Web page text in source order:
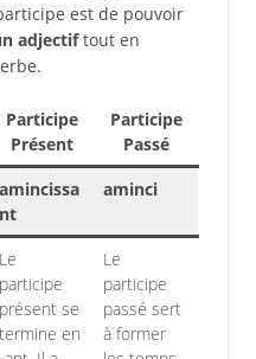
est de pouvoir
adjectiftout en
Participe
Présent
Participe
Passé
amincissa
nt
aminci
Le
participe
présent se
termine en
Le
participe
passé sert
à former